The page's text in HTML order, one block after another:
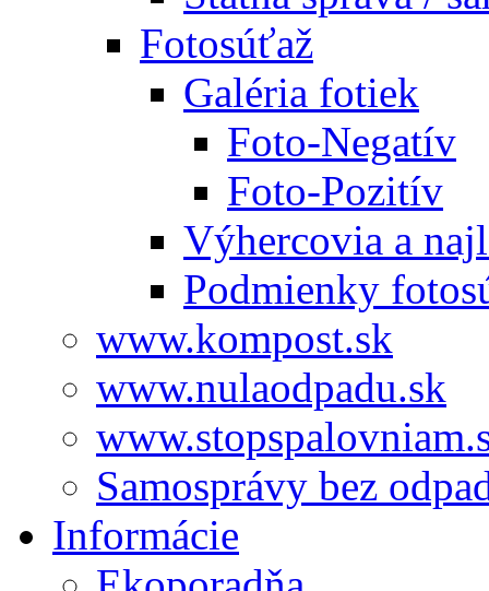
Fotosúťaž
Galéria fotiek
Foto-Negatív
Foto-Pozitív
Výhercovia a
Podmienky
www.kompost.sk
www.nulaodpadu.sk
Samosprávy bez
Informácie